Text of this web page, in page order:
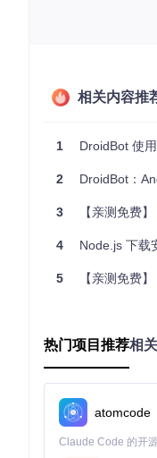
droidbot/: 核心
device.py:
state.py: 状
: UI
其他辅助文件。
script_samples/
.gitignore: Git 忽
LICENSE: 项目
README.md: 项
setup.cfg: 项目
相关内容推
1 DroidBot 使
2 DroidBot：
3 【亲测免费
4 Node.js 下载
5 【亲测免费】
热门项目推荐相
atomcode